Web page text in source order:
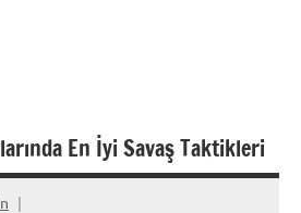
En İyi Savaş Taktikleri